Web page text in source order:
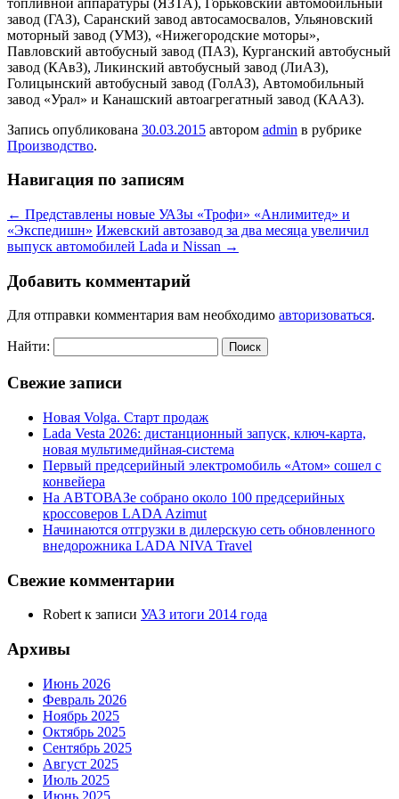
завод (ГАЗ), Саранский завод автосамосвалов, Ульяновский
моторный завод (УМЗ), «Нижегородские моторы»,
Павловский автобусный завод (ПАЗ), Курганский автобусный
завод (КАвЗ), Ликинский автобусный завод (ЛиАЗ),
Голицынский автобусный завод (ГолАЗ), Автомобильный
завод «Урал» и Канашский автоагрегатный завод (КААЗ).
Запись опубликована 30.03.2015 автором admin в рубрике
Производство.
Навигация по записям
← Представлены новые УАЗы «Трофи» «Анлимитед» и
«Экспедишн» Ижевский автозавод за два месяца увеличил
выпуск автомобилей Lada и Nissan →
Добавить комментарий
Для отправки комментария вам необходимо авторизоваться.
Найти:
Свежие записи
Новая Volga. Старт продаж
Lada Vesta 2026: дистанционный запуск, ключ-карта,
новая мультимедийная-система
Первый предсерийный электромобиль «Атом» сошел с
конвейера
На АВТОВАЗе собрано около 100 предсерийных
кроссоверов LADA Azimut
Начинаются отгрузки в дилерскую сеть обновленного
внедорожника LADA NIVA Travel
Свежие комментарии
Robert к записи УАЗ итоги 2014 года
Архивы
Июнь 2026
Февраль 2026
Ноябрь 2025
Октябрь 2025
Сентябрь 2025
Август 2025
Июль 2025
Июнь 2025